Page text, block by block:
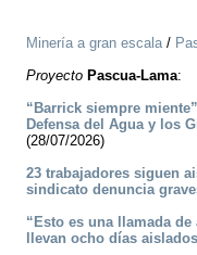
Minería a gran escala/
Proyecto Pascua-Lama:
“Barrick siempre
Defensa del Agua y los
(28/07/2026)
23 trabajadores siguen
sindicato denuncia
“Esto es una llamada
llevan ocho días